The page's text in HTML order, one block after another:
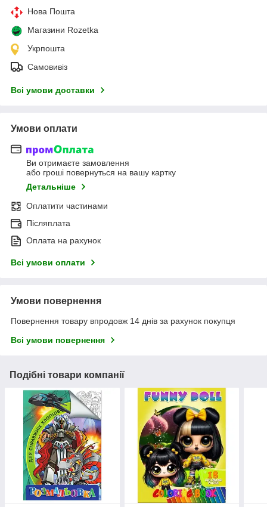
Нова Пошта
Магазини Rozetka
Укрпошта
Самовивіз
Всі умови доставки
Умови оплати
Ви отримаєте замовлення
або гроші повернуться на вашу картку
Детальніше
Оплатити частинами
Післяплата
Оплата на рахунок
Всі умови оплати
Умови повернення
Повернення товару впродовж 14 днів за рахунок покупця
Всі умови повернення
Подібні товари компанії